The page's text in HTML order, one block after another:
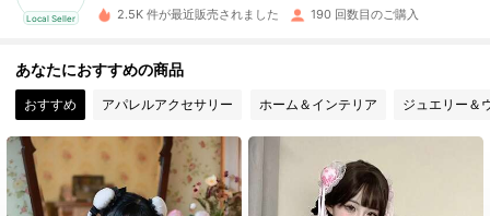
Local Seller 145 フォロワー
4.53 145 フォロワー
2.5K 件が最近販売されました 190 回数目のご購入
あなたにおすすめの商品
おすすめ アパレルアクセサリー ホーム＆インテリア ジュエリー＆